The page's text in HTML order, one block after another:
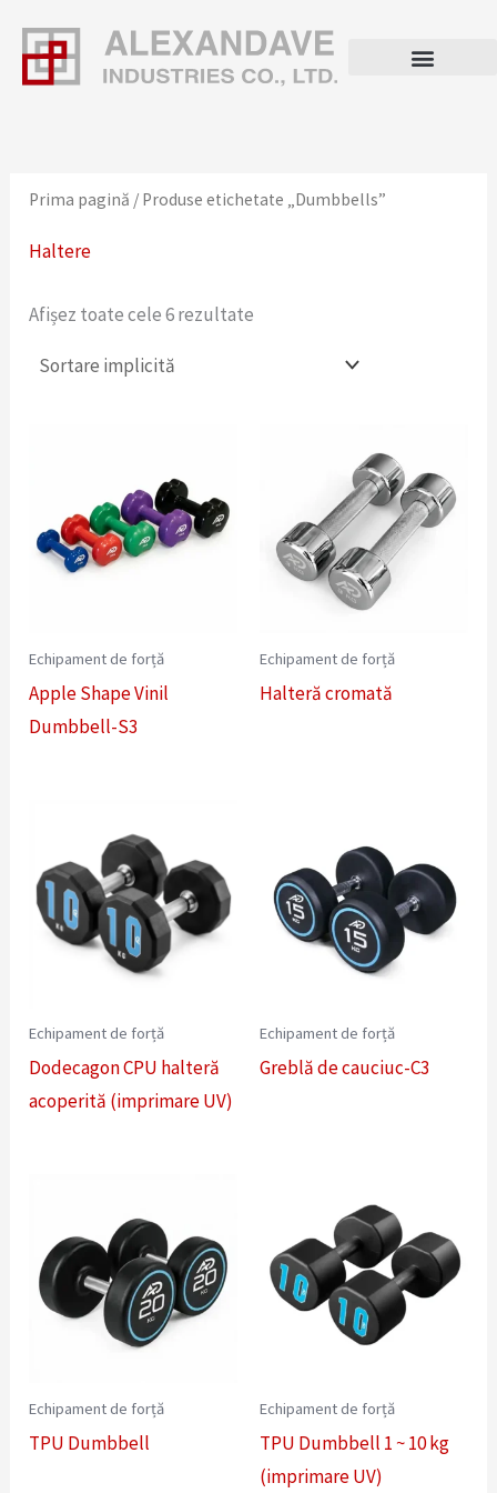
conținut
Prima pagină / Produse etichetate „Dumbbells”
Haltere
Afișez toate cele 6 rezultate
Echipament de forță
Apple Shape Vinil
Dumbbell-S3
Echipament de forță
Halteră cromată
Echipament de forță
Dodecagon CPU halteră
acoperită (imprimare UV)
Echipament de forță
Greblă de cauciuc-C3
Echipament de forță
TPU Dumbbell
Echipament de forță
TPU Dumbbell 1 ~ 10 kg
(imprimare UV)